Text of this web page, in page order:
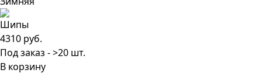
4310 руб.
Под заказ - >20 шт.
В корзину